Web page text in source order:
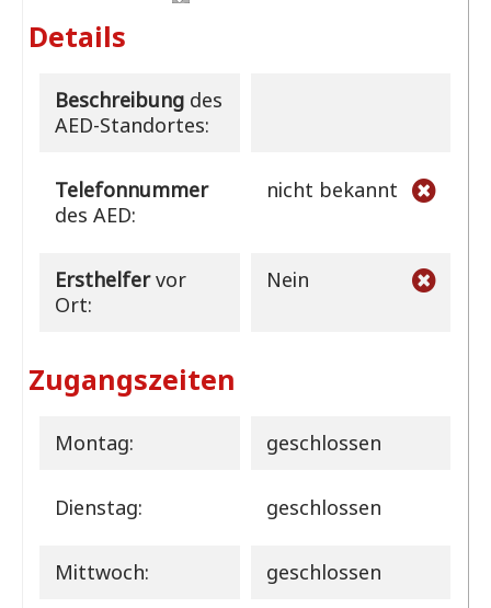
Details
Beschreibungdes
AED-Standortes:
Telefonnummer
des AED:
nicht bekannt
Ersthelfervor
Ort:
Nein
Zugangszeiten
Montag: geschlossen
Dienstag: geschlossen
Mittwoch: geschlossen